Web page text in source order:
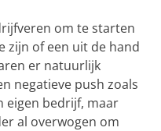
om te starten
zijn of een uit de hand
er natuurlijk
negatieve push zoals
eigen bedrijf, maar
al overwogen om